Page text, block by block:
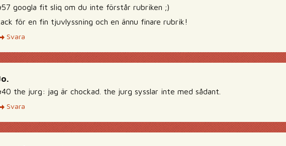
googla fit sliq om du inte förstår rubriken ;)
för en fin tjuvlyssning och en ännu finare rubrik!
Svara
the jurg: jag är chockad. the jurg sysslar inte med sådant.
Svara